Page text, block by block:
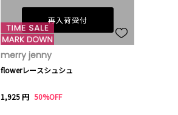
再入荷受付
merry jenny
flowerレースシュシュ
1,925 円 50%OFF